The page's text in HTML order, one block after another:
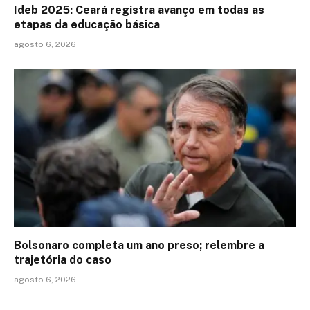
Ideb 2025: Ceará registra avanço em todas as
etapas da educação básica
agosto 6, 2026
Bolsonaro completa um ano preso; relembre a
trajetória do caso
agosto 6, 2026